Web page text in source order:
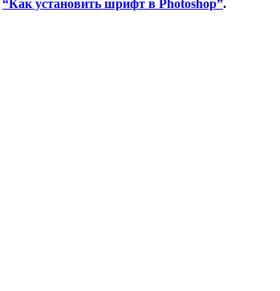
“Как установить шрифт в Photoshop”.